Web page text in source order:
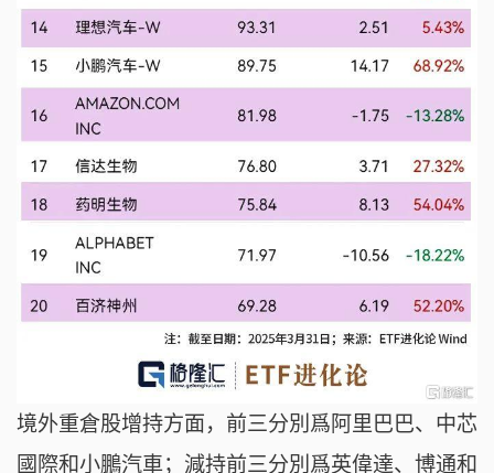
境外重倉股增持方面，前三分別爲阿里巴巴、中芯
國際和小鵬汽車；減持前三分別爲英偉達、博通和